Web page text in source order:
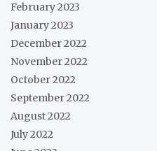
February 2023
January 2023
December 2022
November 2022
October 2022
September 2022
August 2022
July 2022